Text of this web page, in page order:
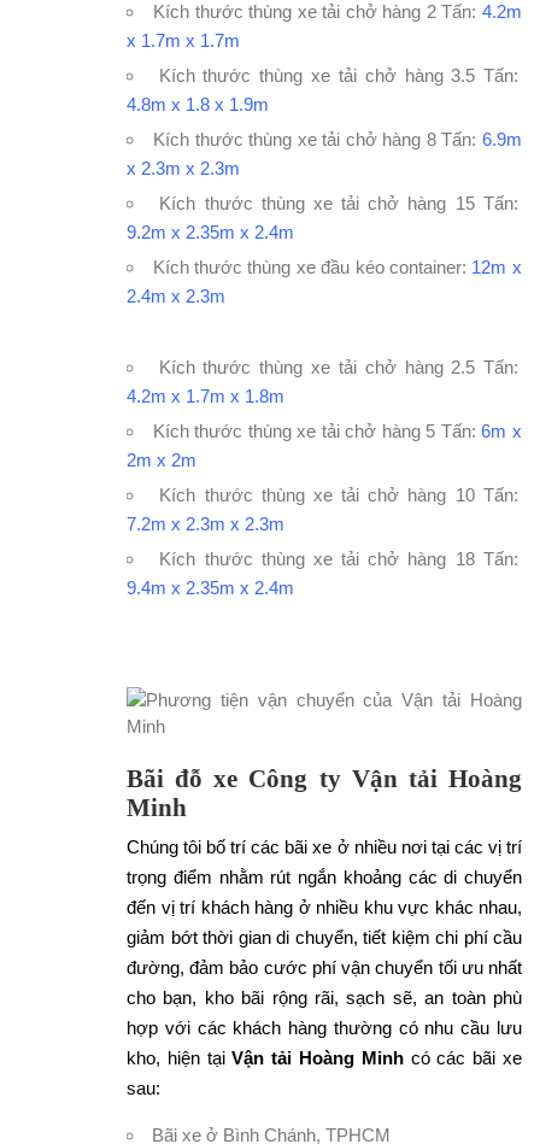
Kích thước thùng xe tải chở hàng 2 Tấn: 4.2m
x 1.7m x 1.7m
Kích thước thùngxe tải chở hàng 3.5 Tấn:
4.8m x 1.8 x 1.9m
Kích thước thùng xe tải chở hàng 8 Tấn: 6.9m
x 2.3m x 2.3m
Kích thước thùng xe tải chở hàng 15 Tấn:
9.2m x 2.35m x 2.4m
Kích thước thùng xe đầu kéo container: 12m x
2.4m x 2.3m
Kích thước thùngxe tải chở hàng 2.5 Tấn:
4.2m x 1.7m x 1.8m
Kích thước thùngxe tải chở hàng 5 Tấn:6m x
2m x 2m
Kích thước thùng xe tải chở hàng 10 Tấn:
7.2m x 2.3m x 2.3m
Kích thước thùng xe tải chở hàng 18 Tấn:
9.4m x 2.35m x 2.4m
Bãi đỗ xe Công ty Vận tải Hoàng
Minh
Chúng tôi bố trí các bãi xe ở nhiều nơi tại các vị trí
trọng điểm nhằm rút ngắn khoảng các di chuyển
đến vị trí khách hàng ở nhiều khu vực khác nhau,
giảm bớt thời gian di chuyển, tiết kiệm chi phí cầu
đường, đảm bảo cước phí vận chuyển tối ưu nhất
cho bạn, kho bãi rộng rãi, sạch sẽ, an toàn phù
hợp với các khách hàng thường có nhu cầu lưu
kho, hiện tạiVận tải Hoàng Minhcó các bãi xe
sau:
Bãi xe ở Bình Chánh, TPHCM